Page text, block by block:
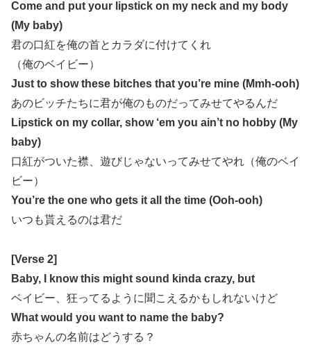
Come and put your lipstick on my neck and my body
(My baby)
君の口紅を俺の首とカラダに付けてくれ
（俺のベイビー）
Just to show these bitches that you’re mine (Mmh-ooh)
あのビッチたちに君が俺のものだってみせてやるんだ
Lipstick on my collar, show ‘em you ain’t no hobby (My
baby)
口紅がついた襟、遊びじゃないってみせてやれ（俺のベイ
ビー）
You’re the one who gets it all the time (Ooh-ooh)
いつも貰えるのは君だ
[Verse 2]
Baby, I know this might sound kinda crazy, but
ベイビー、狂ってるように聞こえるかもしれないけど
What would you want to name the baby?
赤ちゃんの名前はどうする？